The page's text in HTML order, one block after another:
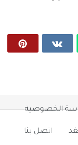
الخصوصية
اتصل بنا